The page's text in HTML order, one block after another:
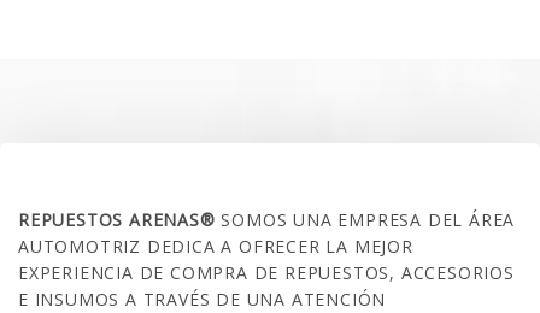
REPUESTOS ARENAS®SOMOS UNA EMPRESA DEL ÁREA
AUTOMOTRIZ DEDICA A OFRECER LA MEJOR
EXPERIENCIA DE COMPRA DE REPUESTOS, ACCESORIOS
E INSUMOS A TRAVÉS DE UNA ATENCIÓN